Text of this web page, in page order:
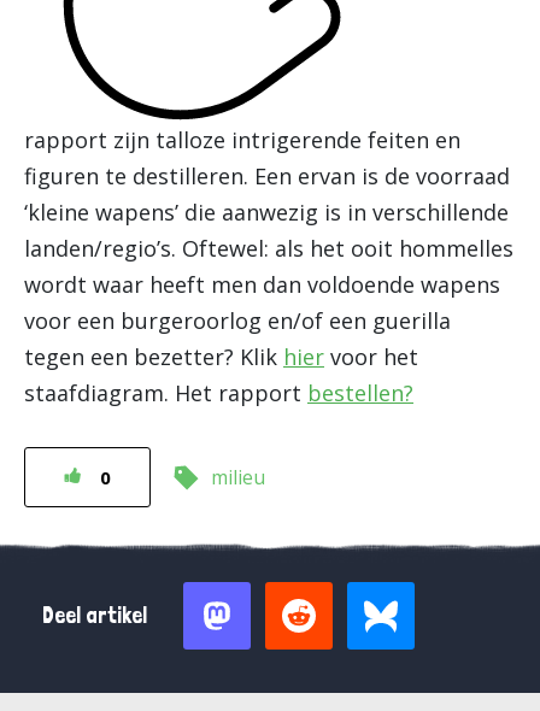
rapport zijn talloze intrigerende feiten en
figuren te destilleren. Een ervan is de voorraad
‘kleine wapens’ die aanwezig is in verschillende
landen/regio’s. Oftewel: als het ooit hommelles
wordt waar heeft men dan voldoende wapens
voor een burgeroorlog en/of een guerilla
tegen een bezetter? Klik hier voor het
staafdiagram. Het rapport bestellen?
0 milieu
Deel artikel